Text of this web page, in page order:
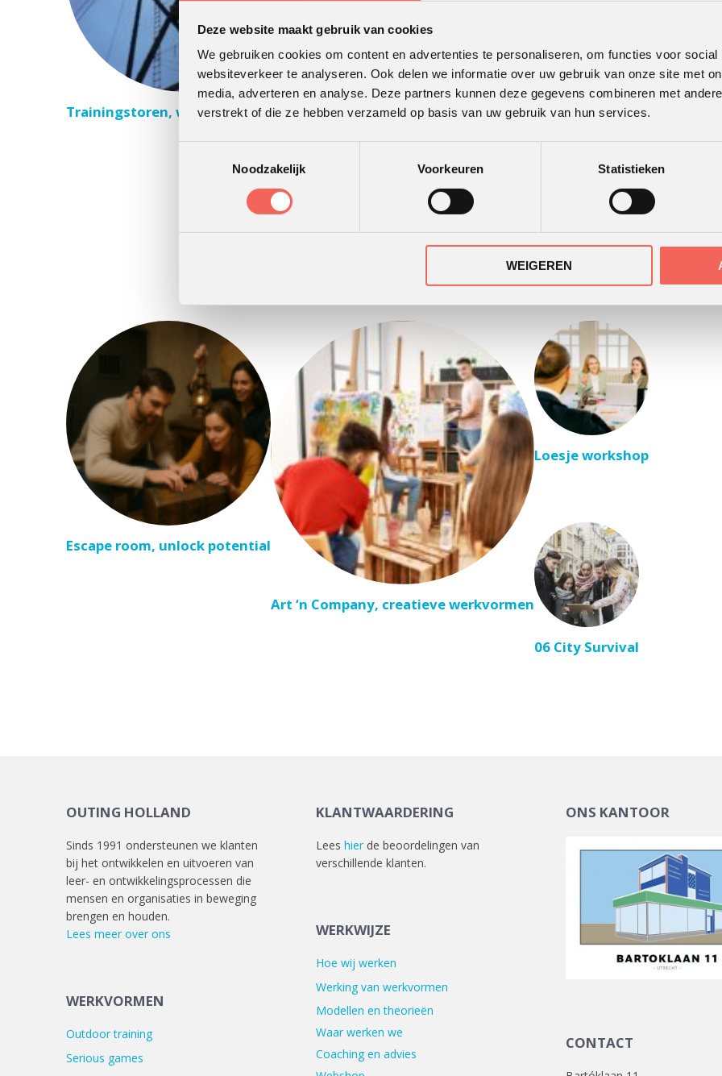
Deze website maakt gebruik van cookies
We gebruiken cookies om content en advertenties te personaliseren, om functies voor
websiteverkeer te analyseren. Ook delen we informatie over uw gebruik van onze site met
media, adverteren en analyse. Deze partners kunnen deze gegevens combineren met
verstrekt of die ze hebben verzameld op basis van uw gebruik van hun services.
Noodzakelijk
Voorkeuren Statistieken
WEIGEREN
Trainingstoren, werken onder druk
Escape room, unlock potential
Art ‘n Company, creatieve werkvormen
Loesje workshop
06 City Survival
OUTING HOLLAND
Sinds 1991 ondersteunen we klanten
bij het ontwikkelen en uitvoeren van
leer- en ontwikkelingsprocessen die
mensen en organisaties in beweging
brengen en houden.
Lees meer over ons
WERKVORMEN
Outdoor training
Serious games
KLANTWAARDERING
Lees hierde beoordelingen van
verschillende klanten.
WERKWIJZE
Hoe wij werken
Werking van werkvormen
Modellen en theorieën
Waar werken we
Coaching en advies
ONS KANTOOR
CONTACT